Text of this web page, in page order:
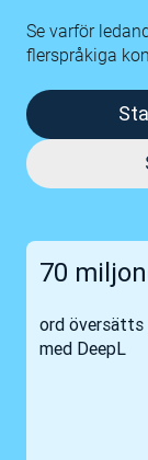
Se varför
flerspråkiga
70
ord översätts
med DeepL